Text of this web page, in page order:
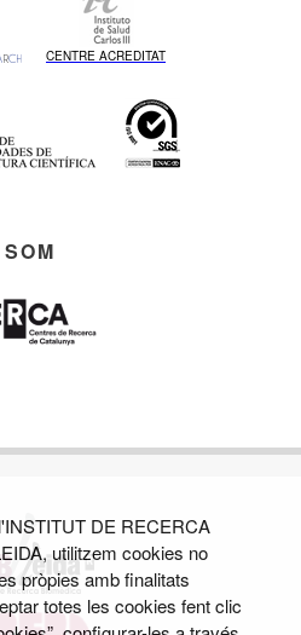
CENTRE ACREDITAT
SOM
DE RECERCA
utilitzem cookies no
pròpies amb finalitats
totes les cookies fent clic